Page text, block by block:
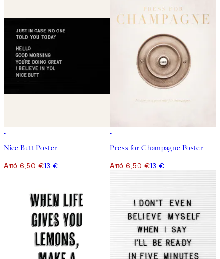
Nice Butt Poster
Από 6,50 €13 €
Press for Champagne Poster
Από 6,50 €13 €